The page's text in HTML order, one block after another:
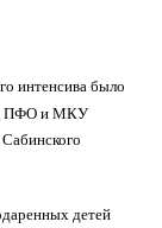
интенсива было
ПФО и МКУ
детей